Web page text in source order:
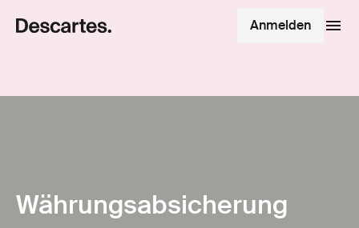
Anmelden
Währungsabsicherung